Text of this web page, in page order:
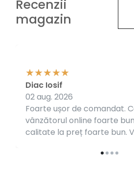
Recenzii
magazin
Foarte ușor de comandat.
vânzătorul online foarte
calitate la preț foarte bun.
Diac Iosif
02 aug. 2026